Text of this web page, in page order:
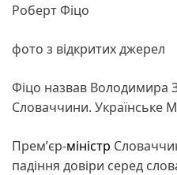
Роберт Фіцо
фото з відкритих джерел
Фіцо назвав Володимира
Словаччини. Українське
Премʼєр-міністр
падіння довіри серед